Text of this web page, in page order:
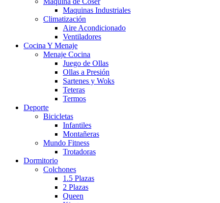
Maquinas Industriales
Climatización
Aire Acondicionado
Ventiladores
Cocina Y Menaje
Menaje Cocina
Juego de Ollas
Ollas a Presión
Sartenes y Woks
Teteras
Termos
Deporte
Bicicletas
Infantiles
Montañeras
Mundo Fitness
Trotadoras
Dormitorio
Colchones
1.5 Plazas
2 Plazas
Queen